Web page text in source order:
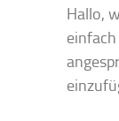
Hallo,